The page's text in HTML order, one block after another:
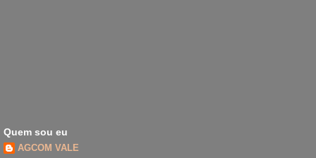
Quem sou eu
AGCOM VALE